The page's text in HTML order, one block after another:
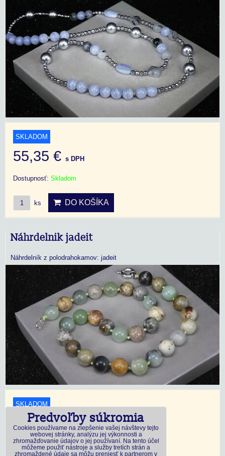
SKLADOM
55,35 € s DPH
Dostupnosť: Skladom
ks DO KOŠÍKA
Náhrdelnik jadeit
Náhrdelník z polodrahokamov: jadeit
SKLADOM
18,45 €s DPH
Dostupnosť:Skladom
Predvoľby súkromia
Cookies používame na zlepšenie vašej návštevy tejto
webovej stránky, analýzu jej výkonnosti a
zhromažďovanie údajov o jej používaní. Na tento účel
môžeme použiť nástroje a služby tretích strán a
zhromaždené údaje sa môžu preniesť k partnerom v